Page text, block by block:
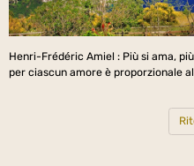
Henri-Frédéric Amiel : Più si ama,
per ciascun amore è proporzionale